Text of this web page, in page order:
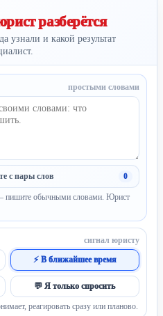
разберётся
узнали и какой результат
простыми словами
с пары слов 0
пишите обычными словами. Юрист
сигнал юристу
⚡ В ближайшее время
💬 Я только спросить
реагировать сразу или планово.